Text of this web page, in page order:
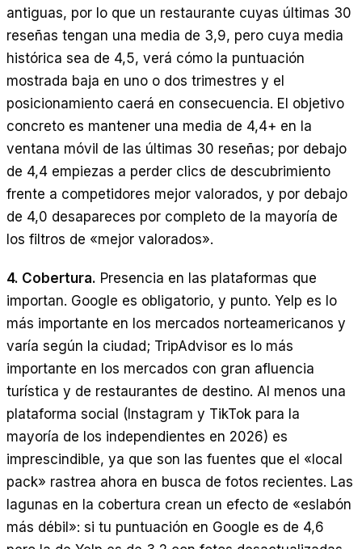
antiguas, por lo que un restaurante cuyas últimas 30
reseñas tengan una media de 3,9, pero cuya media
histórica sea de 4,5, verá cómo la puntuación
mostrada baja en uno o dos trimestres y el
posicionamiento caerá en consecuencia. El objetivo
concreto es mantener una media de 4,4+ en la
ventana móvil de las últimas 30 reseñas; por debajo
de 4,4 empiezas a perder clics de descubrimiento
frente a competidores mejor valorados, y por debajo
de 4,0 desapareces por completo de la mayoría de
los filtros de «mejor valorados».
4. Cobertura. Presencia en las plataformas que
importan. Google es obligatorio, y punto. Yelp es lo
más importante en los mercados norteamericanos y
varía según la ciudad; TripAdvisor es lo más
importante en los mercados con gran afluencia
turística y de restaurantes de destino. Al menos una
plataforma social (Instagram y TikTok para la
mayoría de los independientes en 2026) es
imprescindible, ya que son las fuentes que el «local
pack» rastrea ahora en busca de fotos recientes. Las
lagunas en la cobertura crean un efecto de «eslabón
más débil»: si tu puntuación en Google es de 4,6